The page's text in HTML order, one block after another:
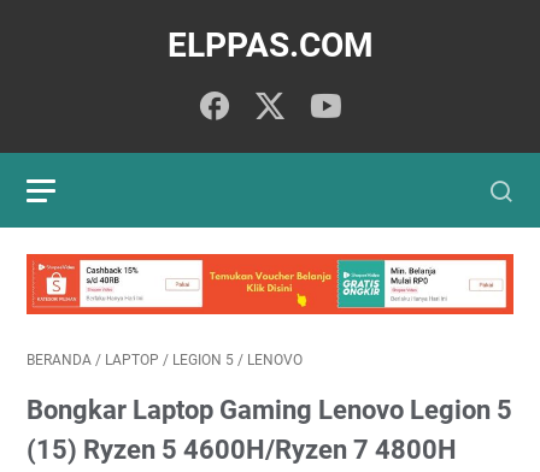
ELPPAS.COM
BERANDA / LAPTOP / LEGION 5 / LENOVO
Bongkar Laptop Gaming Lenovo Legion 5
(15) Ryzen 5 4600H/Ryzen 7 4800H